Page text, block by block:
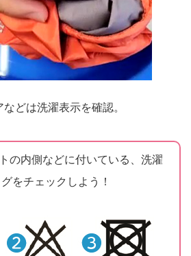
どは洗濯表示を確認。
の内側などに付いている、洗濯
をチェックしよう！